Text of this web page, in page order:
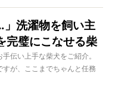
ご覧ください！
」洗濯物を飼い主
完璧にこなせる柴
エライ、感動し
伝い上手な柴犬をご紹介。
すが、ここまでちゃんと任務
子はなかなかいないもの。